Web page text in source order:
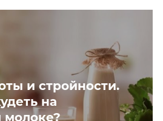
и стройности.
на
молоке?